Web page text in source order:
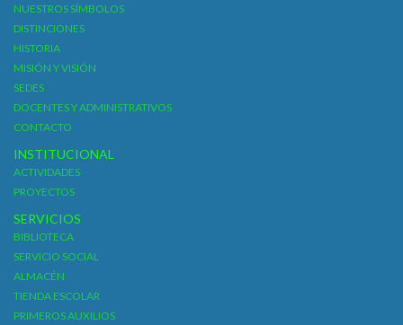
NUESTROS SÍMBOLOS
DISTINCIONES
HISTORIA
MISIÓN Y VISIÓN
SEDES
DOCENTES Y ADMINISTRATIVOS
CONTACTO
INSTITUCIONAL
ACTIVIDADES
PROYECTOS
SERVICIOS
BIBLIOTECA
SERVICIO SOCIAL
ALMACÉN
TIENDA ESCOLAR
PRIMEROS AUXILIOS